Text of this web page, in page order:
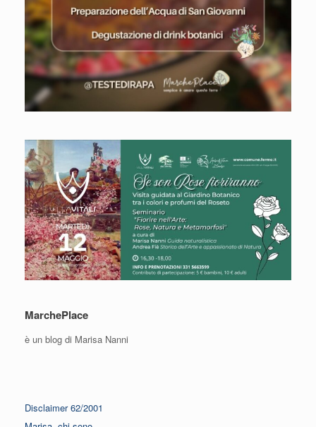
MarchePlace
è un blog di Marisa Nanni
Disclaimer 62/2001